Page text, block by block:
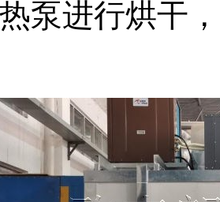
泵进行烘干